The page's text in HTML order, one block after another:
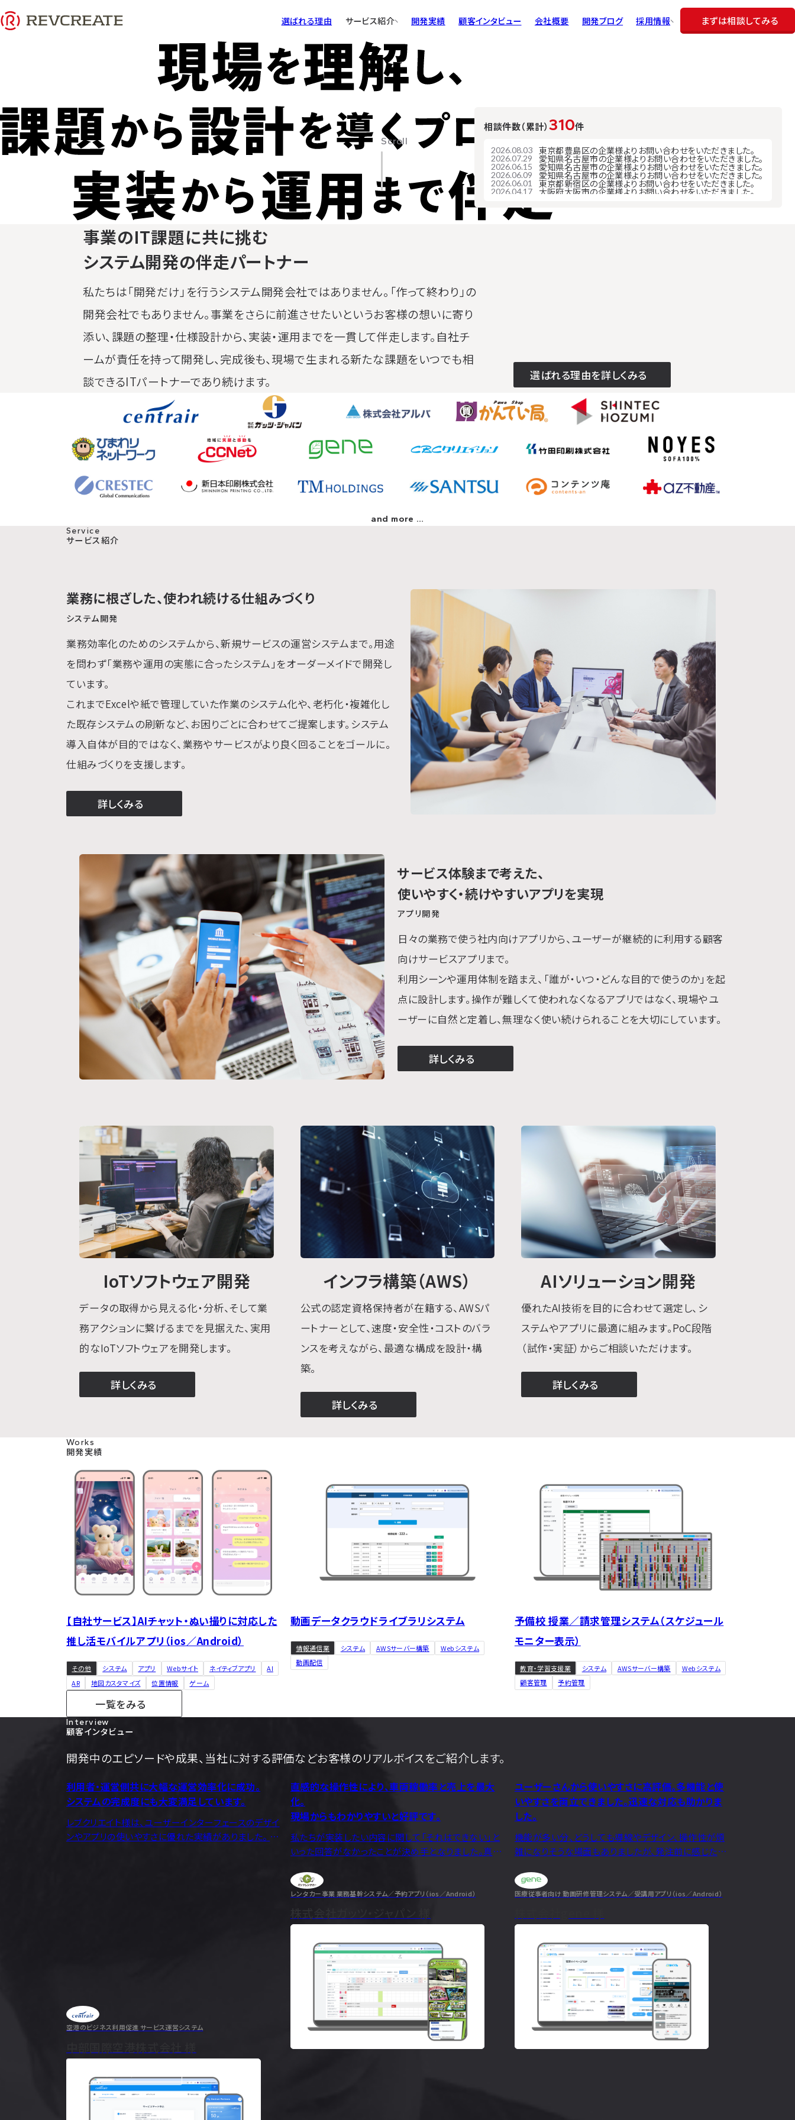
選ばれる理由 サービス紹介
システム開発
アプリ開発
IoTソフトウェア開発
AIソリューション開発
開発実績 顧客インタビュー 会社概要 開発ブログ 採用情報
社員インタビュー
よくある質問
エントリー
まずは相談してみる
Scroll
相談件数（累計）310件
2026.08.03 東京都豊島区の企業様よりお問い合わせをいただきました。
2026.07.29 愛知県名古屋市の企業様よりお問い合わせをいただきました。
2026.06.15 愛知県名古屋市の企業様よりお問い合わせをいただきました。
2026.06.09 愛知県名古屋市の企業様よりお問い合わせをいただきました。
2026.06.01 東京都新宿区の企業様よりお問い合わせをいただきました。
2026.04.17 大阪府大阪市の企業様よりお問い合わせをいただきました。
2026.03.30
2026.03.26 大阪府大阪市の企業様よりお問い合わせをいただきました。
2025.09.08 愛知県知多市の企業様よりお問い合わせをいただきました。
2025.08.27 京都府京都市の企業様よりお問い合わせをいただきました。
2025.08.19 愛知県名古屋市の企業様よりお問い合わせをいただきました。
2025.08.04 愛知県名古屋市の企業様よりお問い合わせをいただきました。
事業のIT課題に共に挑む
システム開発の伴走パートナー
私たちは「開発だけ」を行うシステム開発会社ではありません。「作って終わり」の
開発会社でもありません。事業をさらに前進させたいというお客様の想いに寄り
添い、課題の整理・仕様設計から、実装・運用までを一貫して伴走します。 自社チ
ームが責任を持って開発し、完成後も、現場で生まれる新たな課題をいつでも相
談できるITパートナーであり続けます。
選ばれる理由を詳しくみる
and more …
Service
サービス紹介
業務に根ざした、使われ続ける仕組みづくり
システム開発
業務効率化のためのシステムから、新規サービスの運営システムまで。用途
を問わず「業務や運用の実態に合ったシステム」をオーダーメイドで開発し
ています。
これまでExcelや紙で管理していた作業のシステム化や、老朽化・複雑化し
た既存システムの刷新など、お困りごとに合わせてご提案します。システム
導入自体が目的ではなく、業務やサービスがより良く回ることをゴールに。
仕組みづくりを支援します。
システム開発について
詳しくみる
サービス体験まで考えた、
使いやすく・続けやすいアプリを実現
アプリ開発
日々の業務で使う社内向けアプリから、ユーザーが継続的に利用する顧客
向けサービスアプリまで。
利用シーンや運用体制を踏まえ、「誰が・いつ・どんな目的で使うのか」を起
点に設計します。操作が難しくて使われなくなるアプリではなく、現場やユ
ーザーに自然と定着し、無理なく使い続けられることを大切にしています。
アプリ開発について
詳しくみる
IoTソフトウェア開発
データの取得から見える化・分析、そして業
務アクションに繋げるまでを見据えた、実用
的なIoTソフトウェアを開発します。
IoTソフトウェア開発について
詳しくみる
インフラ構築（AWS）
公式の認定資格保持者が在籍する、AWSパ
ートナーとして、速度・安全性・コストのバラ
ンスを考えながら、最適な構成を設計・構
築。
インフラ構築（AWS）について
詳しくみる
AIソリューション開発
優れたAI技術を目的に合わせて選定し、シ
ステムやアプリに最適に組みます。PoC段階
（試作・実証）からご相談いただけます。
AIソリューション開発について
詳しくみる
Works
開発実績
【自社サービス】AIチャット・ぬい撮りに対応した
推し活モバイルアプリ（ios／Android）
その他 システム アプリ Webサイト ネイティブアプリ
AI
AR
地図カスタマイズ 位置情報 ゲーム
動画データクラウドライブラリシステム
情報通信業 システム AWSサーバー構築
Webシステム
動画配信
予備校 授業／請求管理システム（スケジュール
モニター表示）
教育・学習支援業 システム AWSサーバー構築
Webシステム
顧客管理
予約管理
開発実績の一覧をみる
Interview
顧客インタビュー
開発中のエピソードや成果、当社に対する評価などお客様のリアルボイスをご紹介します。
利用者・運営側共に大幅な運営効率化に成功。
システムの完成度にも大変満足しています。
レブクリエイト様は、ユーザーインターフェースのデザイ
ンやアプリの使いやすさに優れた実績がありました。 ビ
空港のビジネス利用促進 サービス運営システム
のインタビューを見る
直感的な操作性により、車両稼働率と売上を最大
化。
現場からもわかりやすいと好評です。
私たちが実装したい内容に関して「それはできない」と
いった回答がなかったことが決め⼿となりました。真摯
んでいただく姿勢に感銘を受け、この会社なら任せられ
ると確信したことが決め手となりました。
レンタカー事業 業務基幹システム／予約アプリ（ios／Android）
ユーザーさんから使いやすさに高評価。多機能と使
いやすさを両立できました。迅速な対応も助かりま
した。
機能が多い分、どうしても導線やデザイン、操作性が煩
雑になりそうな場面もありましたが、発注前に感じたと
をいただきました。 そのおかげで、多機能でありながら
も、直感的に操作できるシステムに仕上が…
医療従事者向け 動画研修管理システム／受講用アプリ（ios／Android）
顧客インタビューの
Company
会社情報